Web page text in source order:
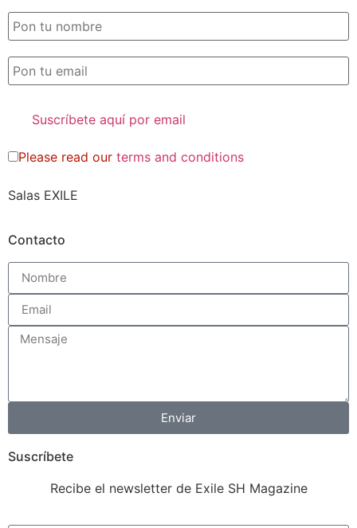
Please read our terms and conditions
Salas EXILE
Contacto
Enviar
Suscríbete
Recibe el newsletter de Exile SH Magazine